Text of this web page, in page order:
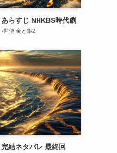
らすじ NHKBS時代劇
世傳 金と銀2
結ネタバレ 最終回